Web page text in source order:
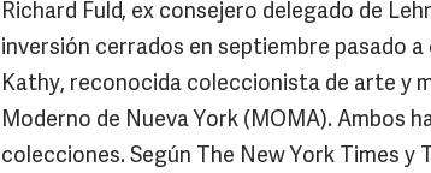
Richard Fuld, ex consejero delegado de
inversión cerrados en septiembre pasado
Kathy, reconocida coleccionista de arte y
Moderno de Nueva York (MOMA). Ambos
colecciones. Según The New York Times y